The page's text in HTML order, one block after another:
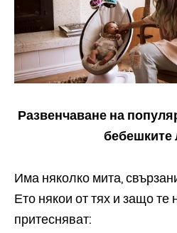
Развенчаване на
бебешките
Има няколко мита,
Ето някои от тях и защо те
притесняват: